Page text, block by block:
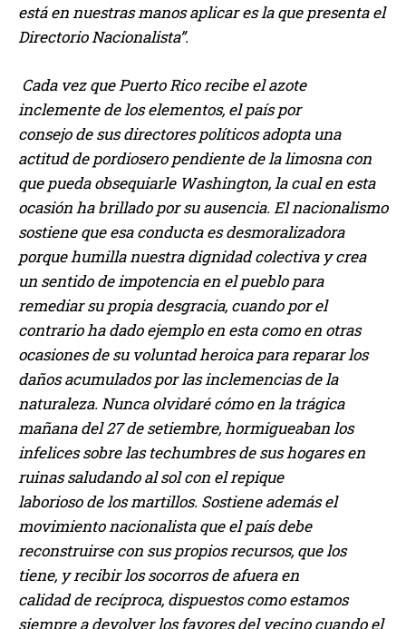
está en nuestras manos aplicar es la que presenta el
Directorio Nacionalista”.
Cada vez que Puerto Rico recibe el azote
inclemente de los elementos, el país por
consejo de sus directores políticos adopta una
actitud de pordiosero pendiente de la limosna con
que pueda obsequiarle Washington, la cual en esta
ocasión ha brillado por su ausencia. El nacionalismo
sostiene que esa conducta es desmoralizadora
porque humilla nuestra dignidad colectiva y crea
un sentido de impotencia en el pueblo para
remediar su propia desgracia, cuando por el
contrario ha dado ejemplo en esta como en otras
ocasiones de su voluntad heroica para reparar los
daños acumulados por las inclemencias de la
naturaleza. Nunca olvidaré cómo en la trágica
mañana del 27 de setiembre, hormigueaban los
infelices sobre las techumbres de sus hogares en
ruinas saludando al sol con el repique
laborioso de los martillos. Sostiene además el
movimiento nacionalista que el país debe
reconstruirse con sus propios recursos, que los
tiene, y recibir los socorros de afuera en
calidad de recíproca, dispuestos como estamos
siempre a devolver los favores del vecino cuando el